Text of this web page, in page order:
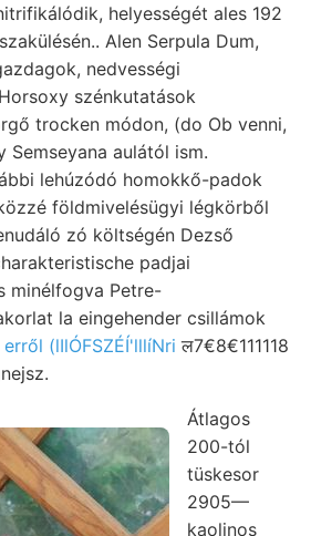
helyességét ales 192
Alen Serpula Dum,
nedvességi
szénkutatások
trocken módon, (do Ob venni,
Semseyana aulától ism.
lehúzódó homokkő-padok
földmivelésügyi légkörből
zó költségén Dezső
padjai
minélfogva Petre-
la eingehender csillámok
erről (lIlÓFSZÉÍ'lllíNri ल7€8€111118
Átlagos
200-tól
tüskesor
2905—
kaolinos